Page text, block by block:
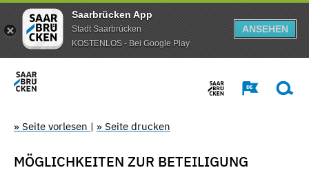
Saarbrücken App
Stadt Saarbrücken
KOSTENLOS - Bei Google Play
ANSEHEN
» Seite vorlesen | » Seite drucken
MÖGLICHKEITEN ZUR BETEILIGUNG